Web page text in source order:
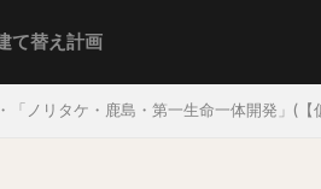
て替え計画
「ノリタケ・鹿島・第一生命一体開発」(